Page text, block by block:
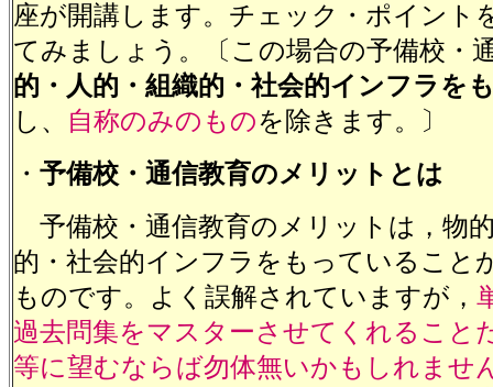
座が開講します。チェック・ポイント
てみましょう。〔この場合の予備校・
的・人的・組織的・社会的インフラを
し、
自称のみのものを除きます。〕
・ 予備校・通信教育のメリットとは
予備校・通信教育のメリットは，物
的・社会的インフラをもっていること
ものです。よく誤解されていますが，
過去問集をマスターさせてくれること
等に望むならば勿体無いかもしれませ